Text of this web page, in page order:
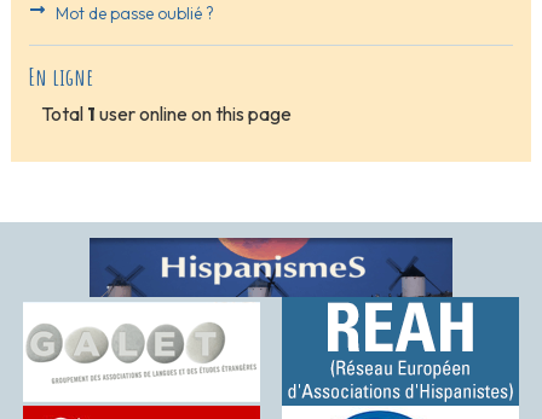
Mot de passe oublié ?
En ligne
Total 1 user online on this page